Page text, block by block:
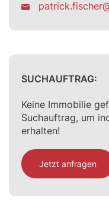
SUCHAUFTRAG:
Keine Immobilie
Suchauftrag, um
erhalten!
Jetzt anfragen